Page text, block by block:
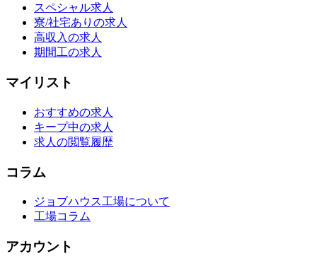
スペシャル求人
寮/社宅ありの求人
高収入の求人
期間工の求人
マイリスト
おすすめの求人
キープ中の求人
求人の閲覧履歴
コラム
ジョブハウス工場について
工場コラム
アカウント